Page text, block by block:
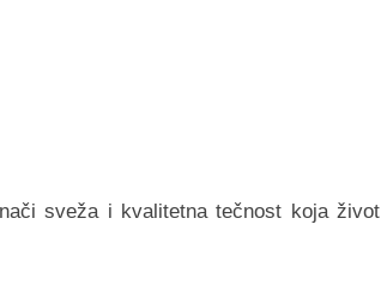
sveža i kvalitetna tečnost koja život